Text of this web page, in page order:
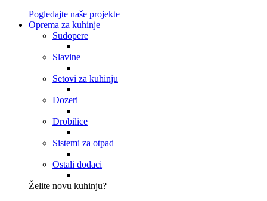
Pogledajte naše projekte
Oprema za kuhinje
Sudopere
Slavine
Setovi za kuhinju
Dozeri
Drobilice
Sistemi za otpad
Ostali dodaci
Želite novu kuhinju?